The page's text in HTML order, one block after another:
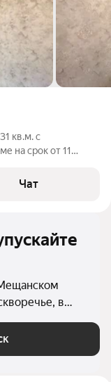
кв.м. с
на срок от 11
Чат
в
округ), в
в
Басманном